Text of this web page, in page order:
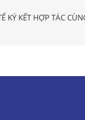
KÝ KẾT HỢP TÁC